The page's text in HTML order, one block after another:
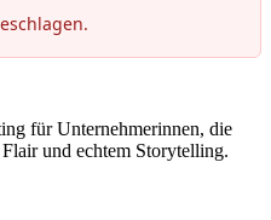
für Unternehmerinnen, die
und echtem Storytelling.